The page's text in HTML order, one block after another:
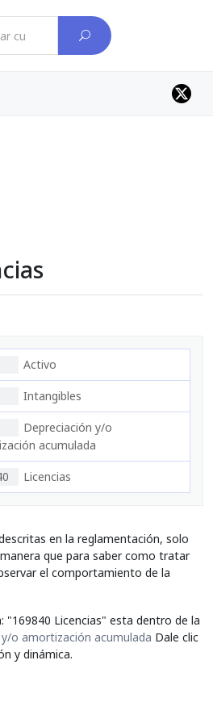
Activo
Intangibles
Depreciación y/o
acumulada
Licencias
en la reglamentación, solo
que para saber como tratar
el comportamiento de la
"169840 Licencias" esta dentro de la
o amortización acumulada Dale clic
y dinámica.